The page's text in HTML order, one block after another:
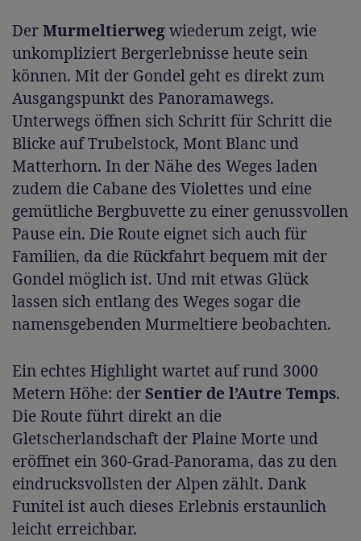
DerMurmeltierwegwiederum zeigt, wie
unkompliziert Bergerlebnisse heute sein
können. Mit der Gondel geht es direkt zum
Ausgangspunkt des Panoramawegs.
Unterwegs öffnen sich Schritt für Schritt die
Blicke auf Trubelstock, Mont Blanc und
Matterhorn. In der Nähe des Weges laden
zudem die Cabane des Violettes und eine
gemütliche Bergbuvette zu einer genussvollen
Pause ein. Die Route eignet sich auch für
Familien, da die Rückfahrt bequem mit der
Gondel möglich ist. Und mit etwas Glück
lassen sich entlang des Weges sogar die
namensgebenden Murmeltiere beobachten.
Ein echtes Highlight wartet auf rund 3000
Metern Höhe: derSentier de l’Autre Temps.
Die Route führt direkt an die
Gletscherlandschaft der Plaine Morte und
eröffnet ein 360-Grad-Panorama, das zu den
eindrucksvollsten der Alpen zählt. Dank
Funitel ist auch dieses Erlebnis erstaunlich
leicht erreichbar.